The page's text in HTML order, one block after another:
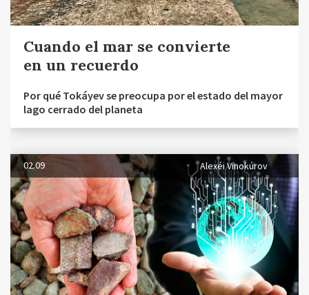
Cuando el mar se convierte
en un recuerdo
Por qué Tokáyev se preocupa por el estado del mayor
lago cerrado del planeta
02.09 Alexéi Vinokúrov